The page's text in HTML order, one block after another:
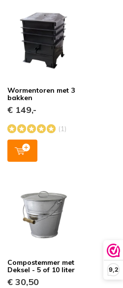
9,2
Wormentoren met 3
bakken
€ 149,-
(1)
Compostemmer met
Deksel - 5 of 10 liter
€ 30,50